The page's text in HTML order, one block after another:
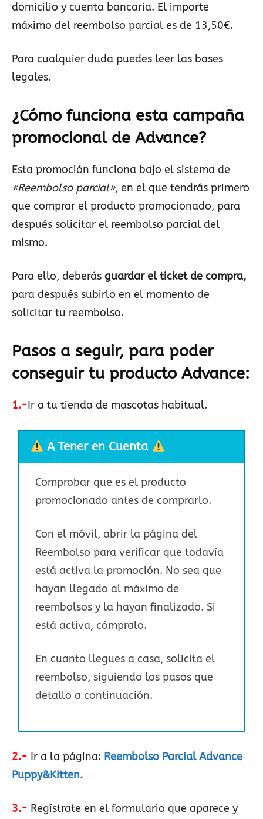
domicilio y cuenta bancaria. El importe
máximo del reembolso parcial es de 13,50€.
Para cualquier duda puedes leer las bases
legales.
¿Cómo funciona esta campaña
promocional de Advance?
Esta promoción funciona bajo el sistema de
«Reembolso parcial», en el que tendrás primero
que comprar el producto promocionado, para
después solicitar el reembolso parcial del
mismo.
Para ello, deberás guardar el ticket de compra,
para después subirlo en el momento de
solicitar tu reembolso.
Pasos a seguir, para poder
conseguir tu producto Advance:
1.-Ir a tu tienda de mascotas habitual.
A Tener en Cuenta
Comprobar que es el producto
promocionado antes de comprarlo.
Con el móvil, abrir la página del
Reembolso para verificar que todavía
está activa la promoción. No sea que
hayan llegado al máximo de
reembolsos y la hayan finalizado. Si
está activa, cómpralo.
En cuanto llegues a casa, solicita el
reembolso, siguiendo los pasos que
detallo a continuación.
2.- Ir a la página: Reembolso Parcial Advance
Puppy&Kitten.
3.- Regístrate en el formulario que aparece y